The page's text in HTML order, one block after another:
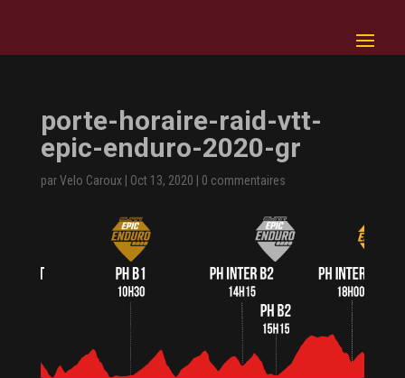
porte-horaire-raid-vtt-
epic-enduro-2020-gr
parVelo Caroux| Oct 13, 2020 0 commentaires